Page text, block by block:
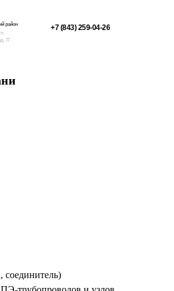
+7 (843) 259-04-26
77
район
соединитель)